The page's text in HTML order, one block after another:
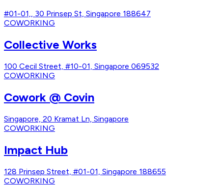
#01-01,, 30 Prinsep St, Singapore 188647
COWORKING
Collective Works
100 Cecil Street, #10-01, Singapore 069532
COWORKING
Cowork @ Covin
Singapore, 20 Kramat Ln, Singapore
COWORKING
Impact Hub
128 Prinsep Street, #01-01, Singapore 188655
COWORKING